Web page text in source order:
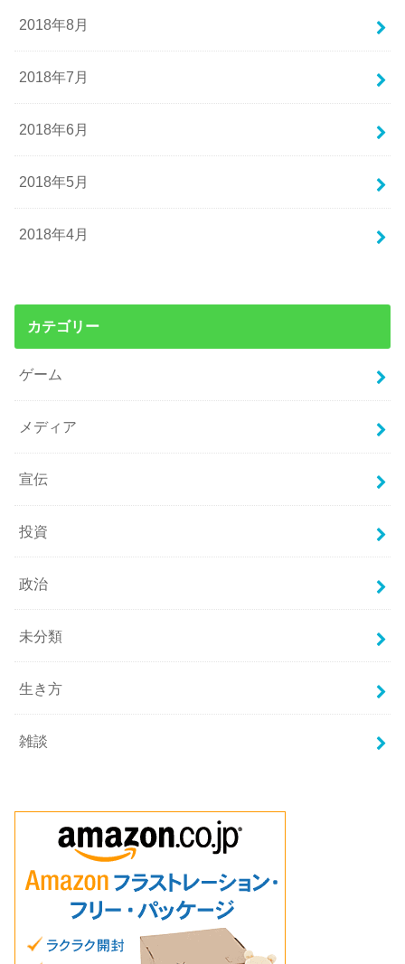
2018年8月
2018年7月
2018年6月
2018年5月
2018年4月
カテゴリー
ゲーム
メディア
宣伝
投資
政治
未分類
生き方
雑談